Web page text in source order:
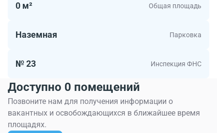
0 м² Общая площадь
Наземная Парковка
№ 23 Инспекция ФНС
Доступно 0 помещений
Позвоните нам для получения информации о
вакантных и освобождающихся в ближайшее время
площадях.